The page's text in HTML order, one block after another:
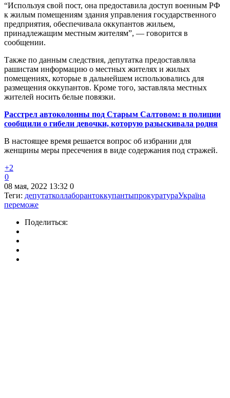
“Используя свой пост, она предоставила доступ военным РФ
к жилым помещениям здания управления государственного
предприятия, обеспечивала оккупантов жильем,
принадлежащим местным жителям”, — говорится в
сообщении.
Также по данным следствия, депутатка предоставляла
рашистам информацию о местных жителях и жилых
помещениях, которые в дальнейшем использовались для
размещения оккупантов. Кроме того, заставляла местных
жителей носить белые повязки.
Расстрел автоколонны под Старым Салтовом: в полиции
сообщили о гибели девочки, которую разыскивала родня
В настоящее время решается вопрос об избрании для
женщины меры пресечения в виде содержания под стражей.
+2
0
08 мая, 2022 13:32 0
Теги: депутатколлаборантоккупантыпрокуратураУкраїна
переможе
Поделиться: